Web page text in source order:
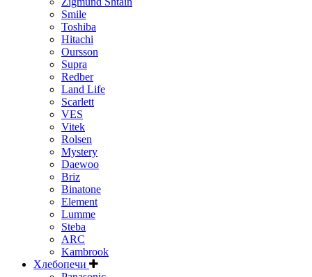
Smile
Toshiba
Hitachi
Oursson
Supra
Redber
Land Life
Scarlett
VES
Vitek
Rolsen
Mystery
Daewoo
Briz
Binatone
Element
Lumme
Steba
ARC
Kambrook
Хлебопечи